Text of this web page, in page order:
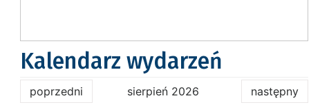
Kalendarz wydarzeń
poprzedni sierpień 2026 następny